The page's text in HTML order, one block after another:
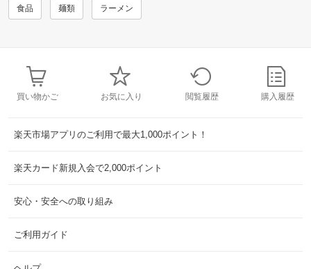
食品 麺類 ラーメン
買い物かご お気に入り 閲覧履歴 購入履歴
楽天市場アプリのご利用で最大1,000ポイント！
楽天カード新規入会で2,000ポイント
安心・安全への取り組み
ご利用ガイド